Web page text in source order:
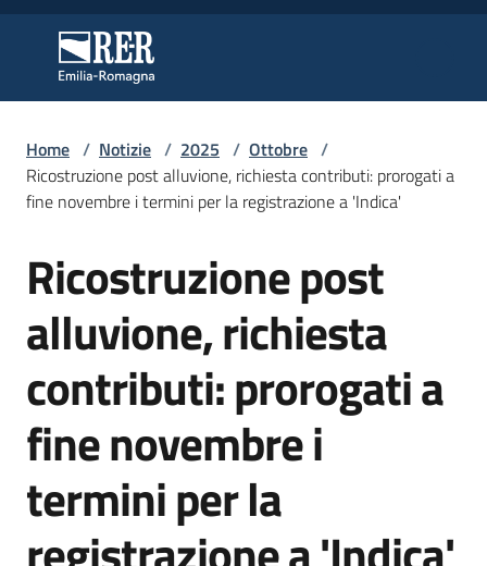
Regione Emilia-Romagna
Regione Emilia-Romagna
Regione
Novità
Servizi
Leggi
Atti
Bandi
Argomenti
Home / Notizie / 2025 / Ottobre /
Ricostruzione post alluvione, richiesta contributi: prorogati a
fine novembre i termini per la registrazione a 'Indica'
Salta al contenuto
Ricostruzione post
alluvione, richiesta
contributi: prorogati a
fine novembre i
termini per la